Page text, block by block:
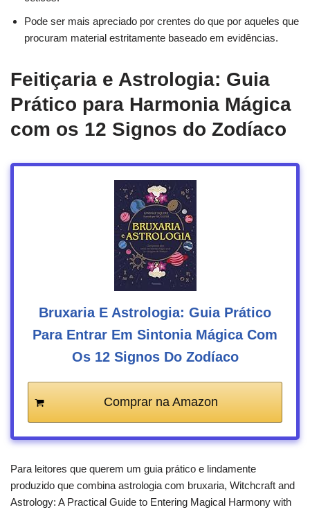
Pode ser mais apreciado por crentes do que por aqueles que
procuram material estritamente baseado em evidências.
Feitiçaria e Astrologia: Guia
Prático para Harmonia Mágica
com os 12 Signos do Zodíaco
Bruxaria E Astrologia: Guia Prático
Para Entrar Em Sintonia Mágica Com
Os 12 Signos Do Zodíaco
Comprar na Amazon
Para leitores que querem um guia prático e lindamente
produzido que combina astrologia com bruxaria, Witchcraft and
Astrology: A Practical Guide to Entering Magical Harmony with